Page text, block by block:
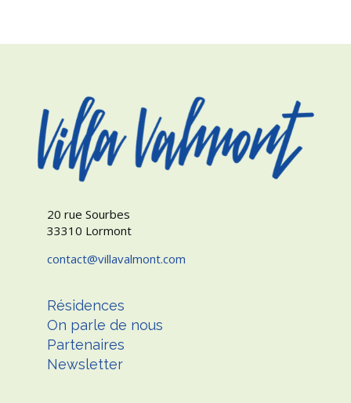
20 rue Sourbes
33310 Lormont
contact
villavalmont.com
Résidences
On parle de nous
Partenaires
Newsletter